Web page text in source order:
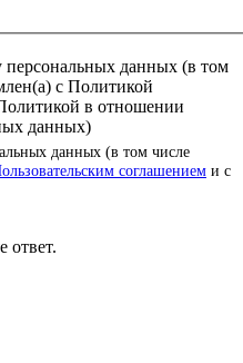
персональных данных (в том
с Политикой
в отношении
данных)
данных (в том числе
соглашением и с
ответ.